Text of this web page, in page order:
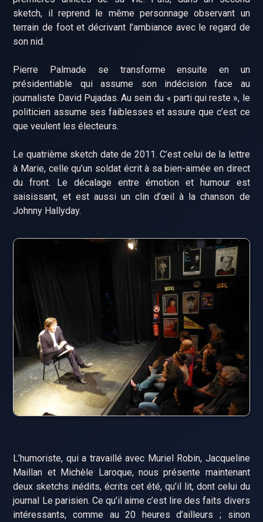
sketch, il reprend le même personnage observant un
terrain de foot et décrivant l’ambiance avec le regard de
son nid.
Pierre Palmade se transforme ensuite en un
présidentiable qui assume son indécision face au
journaliste David Pujadas. Au sein du « parti qui reste », le
politicien assume ses faiblesses et assure que c’est ce
que veulent les électeurs.
Le quatrième sketch date de 2011. C’est celui de la lettre
à Marie, celle qu’un soldat écrit à sa bien-aimée en direct
du front. Le décalage entre émotion et humour est
saisissant, et est aussi un clin d’œil à la chanson de
Johnny Hallyday.
L’humoriste, qui a travaillé avec Muriel Robin, Jacqueline
Maillan et Michèle Laroque, nous présente maintenant
deux sketchs inédits, écrits cet été, qu’il lit, dont celui du
journal Le parisien. Ce qu’il aime c’est lire des faits divers
intéressants, comme au 20 heures d’ailleurs ; sinon